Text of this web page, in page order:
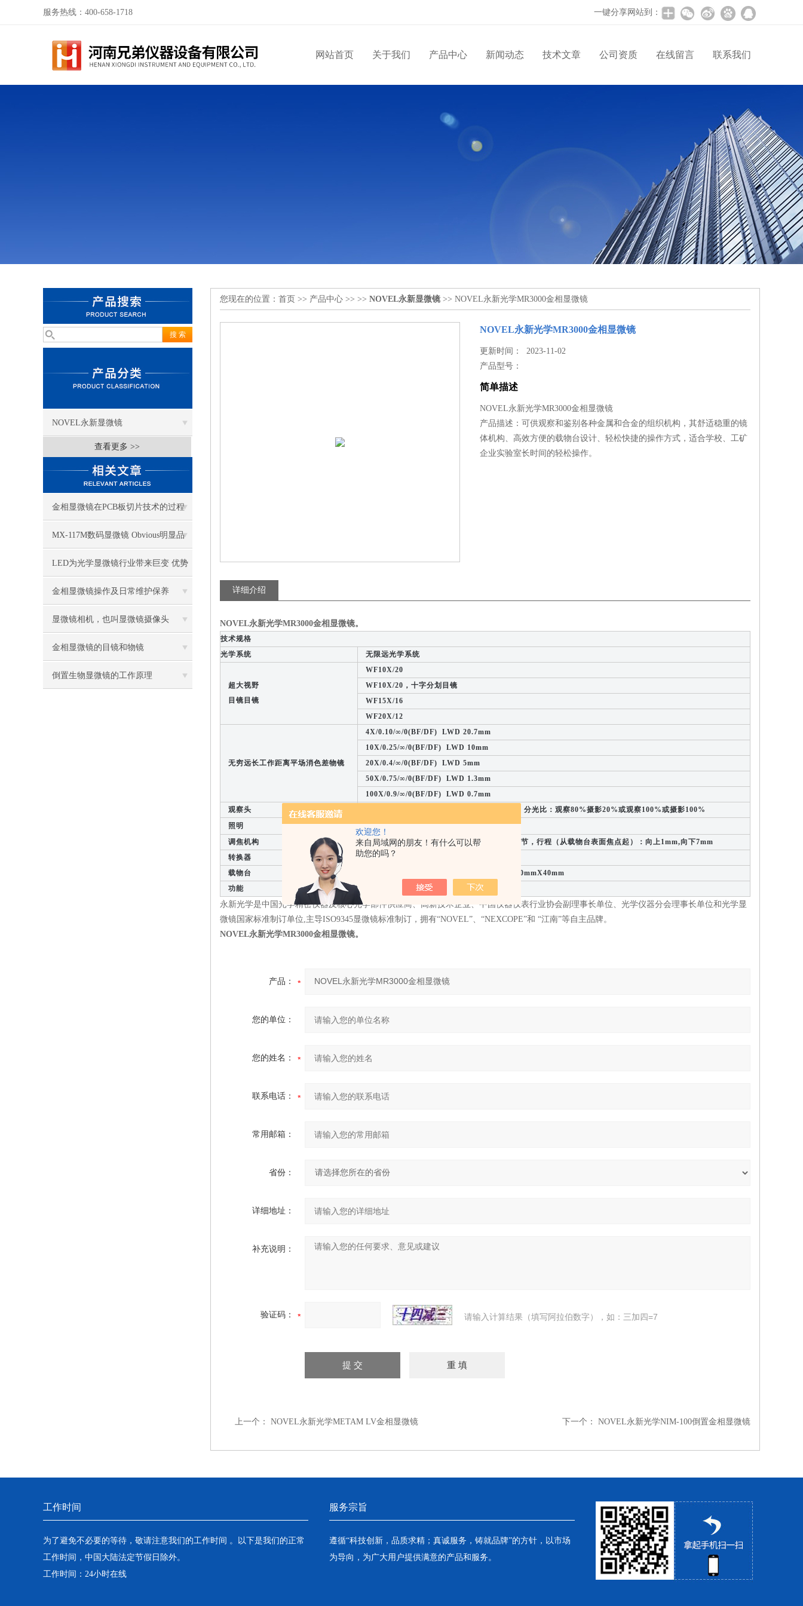
欢迎您！
来自局域网的朋友！有什么可以帮
助您的吗？
服务热线：400-658-1718 一键分享网站到：
网站首页 关于我们 产品中心 新闻动态 技术文章 公司资质 在线留言 联系我们
NOVEL永新显微镜
查看更多 >>
金相显微镜在PCB板切片技术的过程
控制中的作用
MX-117M数码显微镜 Obvious明显品
牌值得推荐
LED为光学显微镜行业带来巨变 优势
比传统卤素更明显
金相显微镜操作及日常维护保养
显微镜相机，也叫显微镜摄像头
金相显微镜的目镜和物镜
倒置生物显微镜的工作原理
您现在的位置： 首页 >> 产品中心 >> >> NOVEL永新显微镜 >> NOVEL永新光学MR3000金相显微镜
NOVEL永新光学MR3000金相显微镜
更新时间： 2023-11-02
产品型号：
简单描述
NOVEL永新光学MR3000金相显微镜
产品描述：可供观察和鉴别各种金属和合金的组织机构，其舒适稳重的镜
体机构、高效方便的载物台设计、轻松快捷的操作方式，适合学校、工矿
企业实验室长时间的轻松操作。
详细介绍
NOVEL永新光学MR3000金相显微镜。
技术规格
光学系统
无限远光学系统
超大视野
目镜目镜
WF10X/20
WF10X/20，十字分划目镜
WF15X/16
WF20X/12
无穷远长工作距离平场消色差物镜
4X/0.10/∞/0(BF/DF) LWD 20.7mm
10X/0.25/∞/0(BF/DF) LWD 10mm
20X/0.4/∞/0(BF/DF) LWD 5mm
50X/0.75/∞/0(BF/DF) LWD 1.3mm
100X/0.9/∞/0(BF/DF) LWD 0.7mm
观察头
铰链式双目观察头，45°倾斜，瞳距48-75mm, 分光比：观察80%摄影20%或观察100%或摄影100%
照明
12V/50W卤素灯，预置中心、亮度连续可调
调焦机构
粗微动同轴调焦，微调格值2μm，粗动松紧调节，行程（从载物台表面焦点起）：向上1mm,向下7mm
转换器
内向式五孔转换器
载物台
矩形双层活动平台 226X178mm，移动范围40mmX40mm
功能
明场、偏光
永新光学是中国光学精密仪器及核心光学部件供应商、高新技术企业、中国仪器仪表行业协会副理事长单位、光学仪器分会理事长单位和光学显
微镜国家标准制订单位,主导ISO9345显微镜标准制订，拥有“NOVEL”、“NEXCOPE”和 “江南”等自主品牌。
NOVEL永新光学MR3000金相显微镜。
产品：
您的单位：
您的姓名：
联系电话：
常用邮箱：
省份：
详细地址：
补充说明：
验证码： 请输入计算结果（填写阿拉伯数字），如：三加四=7
上一个： NOVEL永新光学METAM LV金相显微镜 下一个： NOVEL永新光学NIM-100倒置金相显微镜
工作时间
为了避免不必要的等待，敬请注意我们的工作时间 。以下是我们的正常
工作时间，中国大陆法定节假日除外。
工作时间：24小时在线
服务宗旨
遵循“科技创新，品质求精；真诚服务，铸就品牌”的方针，以市场
为导向，为广大用户提供满意的产品和服务。